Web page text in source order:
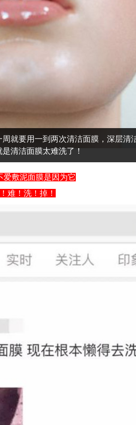
就要用一到两次清洁面膜，深层清
清洁面膜太难洗了！
爱敷泥面膜是因为它
难！洗！掉！